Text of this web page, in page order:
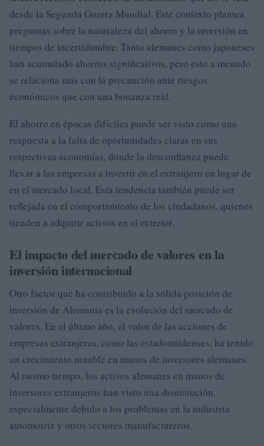
desde la Segunda Guerra Mundial. Este contexto plantea
preguntas sobre la naturaleza del ahorro y la inversión en
tiempos de incertidumbre. Tanto alemanes como japoneses
han acumulado ahorros significativos, pero esto a menudo
se relaciona más con la precaución ante riesgos
económicos que con una bonanza real.
El ahorro en épocas difíciles puede ser visto como una
respuesta a la falta de oportunidades claras en sus
respectivas economías, donde la desconfianza puede
llevar a las empresas a invertir en el extranjero en lugar de
en el mercado local. Esta tendencia también puede ser
reflejada en el comportamiento de los ciudadanos, quienes
tienden a adquirir activos en el exterior.
El impacto del mercado de valores en la
inversión internacional
Otro factor que ha contribuido a la sólida posición de
inversión de Alemania es la evolución del mercado de
valores. En el último año, el valor de las acciones de
empresas extranjeras, como las estadounidenses, ha tenido
un crecimiento notable en manos de inversores alemanes.
Al mismo tiempo, los activos alemanes en manos de
inversores extranjeros han visto una disminución,
especialmente debido a los problemas en la industria
automotriz y otros sectores manufactureros.